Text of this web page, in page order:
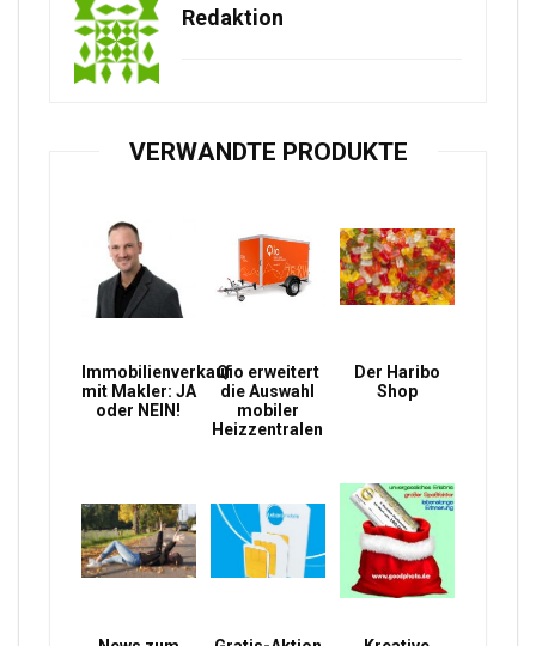
Redaktion
VERWANDTE PRODUKTE
Immobilienverkauf
mit Makler: JA
oder NEIN!
Qio erweitert
die Auswahl
mobiler
Heizzentralen
Der Haribo
Shop